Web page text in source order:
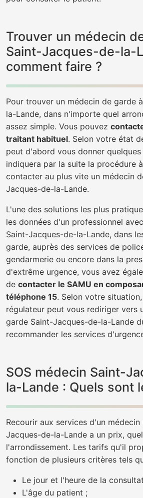
Trouver un médecin
Saint-Jacques-de-la-
comment faire ?
Pour trouver un médecin de garde
la-Lande, dans n'importe quel
assez simple. Vous pouvez
traitant habituel. Selon votre état
peut d'abord vous donner
indiquera par la suite la procédure
contacter au plus vite un médecin
Jacques-de-la-Lande.
L'une des solutions les plus
les données d'un professionnel
Saint-Jacques-de-la-Lande, dans
garde, auprès des services de
gendarmerie ou encore dans la
d'extrême urgence, vous avez
de contacter le SAMU en
téléphone 15. Selon votre
régulateur peut vous rediriger vers
garde Saint-Jacques-de-la-Lande
recommander les services
SOS médecin Saint-
la-Lande : Quels sont
Recourir aux services d'un
Jacques-de-la-Lande a un prix,
l'arrondissement. Les tarifs qu'il
fonction de plusieurs critères tels
Le jour et l'heure de la
L'âge du patient ;